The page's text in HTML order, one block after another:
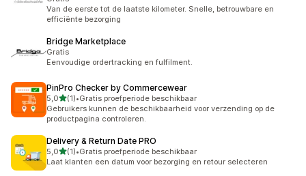
Van de eerste tot de laatste kilometer. Snelle, betrouwbare en
efficiënte bezorging
Bridge Marketplace
Gratis
Eenvoudige ordertracking en fulfilment.
PinPro Checker by Commercewear
5,0van 5 sterren
(1)
1 recensies in totaal
•Gratis proefperiode beschikbaar
Gebruikers kunnen de beschikbaarheid voor verzending op de
productpagina controleren.
Delivery & Return Date PRO
5,0van 5 sterren
(1)
1 recensies in totaal
•Gratis proefperiode beschikbaar
Laat klanten een datum voor bezorging en retour selecteren